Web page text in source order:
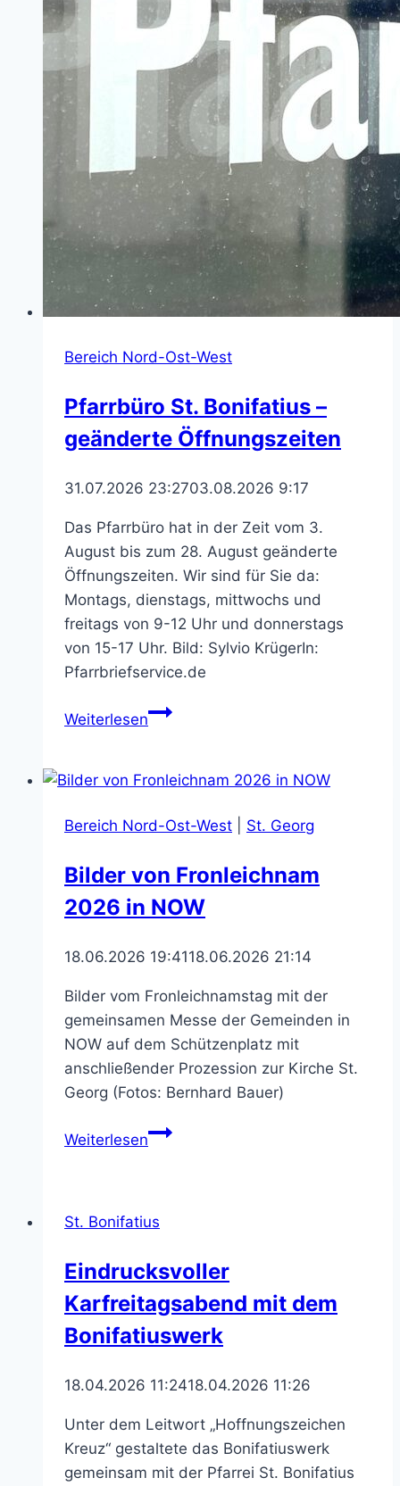
Bereich Nord-Ost-West
Pfarrbüro St. Bonifatius –
geänderte Öffnungszeiten
31.07.2026 23:2703.08.2026 9:17
Das Pfarrbüro hat in der Zeit vom 3.
August bis zum 28. August geänderte
Öffnungszeiten. Wir sind für Sie da:
Montags, dienstags, mittwochs und
freitags von 9-12 Uhr und donnerstags
von 15-17 Uhr. Bild: Sylvio KrügerIn:
Pfarrbriefservice.de
WeiterlesenPfarrbüro
–
Öffnungszeiten
Bereich Nord-Ost-West St. Georg
Bilder von Fronleichnam
2026 in NOW
18.06.2026 19:4118.06.2026 21:14
Bilder vom Fronleichnamstag mit der
gemeinsamen Messe der Gemeinden in
NOW auf dem Schützenplatz mit
anschließender Prozession zur Kirche St.
Georg (Fotos: Bernhard Bauer)
WeiterlesenBilder
in
St. Bonifatius
Eindrucksvoller
Karfreitagsabend mit dem
Bonifatiuswerk
18.04.2026 11:2418.04.2026 11:26
Unter dem Leitwort „Hoffnungszeichen
Kreuz“ gestaltete das Bonifatiuswerk
gemeinsam mit der Pfarrei St. Bonifatius